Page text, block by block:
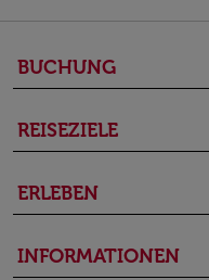
BUCHUNG
REISEZIELE
ERLEBEN
INFORMATIONEN